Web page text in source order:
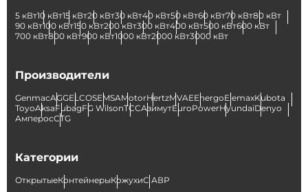
5 кВт10 кВт15 кВт20 кВт30 кВт40 кВт50 кВт60 кВт70 кВт80 кВт
90 кВт100 кВт150 кВт200 кВт300 кВт400 кВт500 кВт600 кВт
700 кВт800 кВт900 кВт1000 кВт2000 кВт3000 кВт
Производители
GenmacAGGELCOSEMSAMotorHertzMVAEEnergoElemaxKubota
ToyoAksaFubagFG WilsonТССАзимутEuroPowerHyundaiDenyo
АмперосCTG
Категории
ОткрытыеКонтейнерыКожухиС АВР